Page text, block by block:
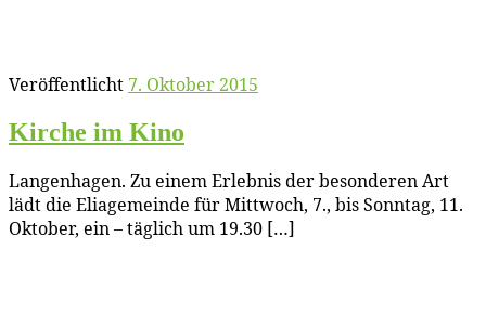
Veröffentlicht 7. Oktober 2015
Kir­che im Kino
Lan­gen­ha­gen. Zu ei­nem Er­leb­nis der be­son­de­ren Art
lädt die Elia­ge­mein­de für Mitt­woch, 7., bis Sonn­tag, 11.
Ok­to­ber, ein – täg­lich um 19.30 […]